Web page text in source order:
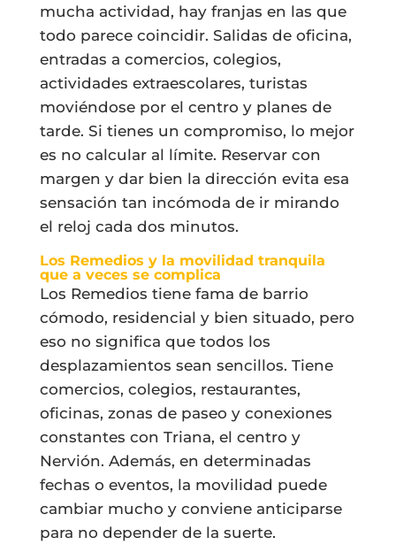
mucha actividad, hay franjas en las que
todo parece coincidir. Salidas de oficina,
entradas a comercios, colegios,
actividades extraescolares, turistas
moviéndose por el centro y planes de
tarde. Si tienes un compromiso, lo mejor
es no calcular al límite. Reservar con
margen y dar bien la dirección evita esa
sensación tan incómoda de ir mirando
el reloj cada dos minutos.
Los Remedios y la movilidad tranquila
que a veces se complica
Los Remedios tiene fama de barrio
cómodo, residencial y bien situado, pero
eso no significa que todos los
desplazamientos sean sencillos. Tiene
comercios, colegios, restaurantes,
oficinas, zonas de paseo y conexiones
constantes con Triana, el centro y
Nervión. Además, en determinadas
fechas o eventos, la movilidad puede
cambiar mucho y conviene anticiparse
para no depender de la suerte.